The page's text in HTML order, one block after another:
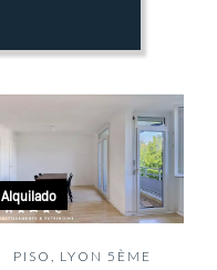
PISO, LYON 5ÈME
Alquilado